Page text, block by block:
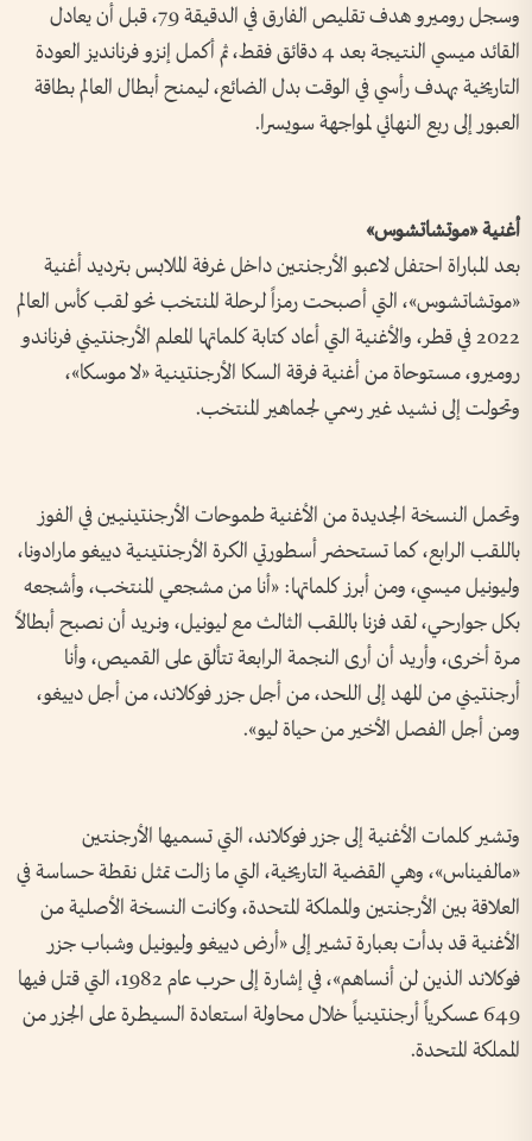
وسجل روميرو هدف تقليص الفارق في الدقيقة 79، قبل أن يعادل
القائد ميسي النتيجة بعد 4 دقائق فقط، ثم أكمل إنزو فرنانديز العودة
التاريخية بهدف رأسي في الوقت بدل الضائع، ليمنح أبطال العالم بطاقة
العبور إلى ربع النهائي لمواجهة سويسرا.
أغنية «موتشاتشوس»
بعد المباراة احتفل لاعبو الأرجنتين داخل غرفة الملابس بترديد أغنية
«موتشاتشوس»، التي أصبحت رمزاً لرحلة المنتخب نحو لقب كأس العالم
2022 في قطر، والأغنية التي أعاد كتابة كلماتها المعلم الأرجنتيني فرناندو
روميرو، مستوحاة من أغنية فرقة السكا الأرجنتينية «لا موسكا»،
وتحولت إلى نشيد غير رسمي لجماهير المنتخب.
وتحمل النسخة الجديدة من الأغنية طموحات الأرجنتينيين في الفوز
باللقب الرابع، كما تستحضر أسطورتي الكرة الأرجنتينية دييغو مارادونا،
وليونيل ميسي، ومن أبرز كلماتها: «أنا من مشجعي المنتخب، وأشجعه
بكل جوارحي، لقد فزنا باللقب الثالث مع ليونيل، ونريد أن نصبح أبطالاً
مرة أخرى، وأريد أن أرى النجمة الرابعة تتألق على القميص، وأنا
أرجنتيني من المهد إلى اللحد، من أجل جزر فوكلاند، من أجل دييغو،
ومن أجل الفصل الأخير من حياة ليو».
وتشير كلمات الأغنية إلى جزر فوكلاند، التي تسميها الأرجنتين
«مالفيناس»، وهي القضية التاريخية، التي ما زالت تمثل نقطة حساسة في
العلاقة بين الأرجنتين والمملكة المتحدة، وكانت النسخة الأصلية من
الأغنية قد بدأت بعبارة تشير إلى «أرض دييغو وليونيل وشباب جزر
فوكلاند الذين لن أنساهم»، في إشارة إلى حرب عام 1982، التي قتل فيها
649 عسكرياً أرجنتينياً خلال محاولة استعادة السيطرة على الجزر من
المملكة المتحدة.